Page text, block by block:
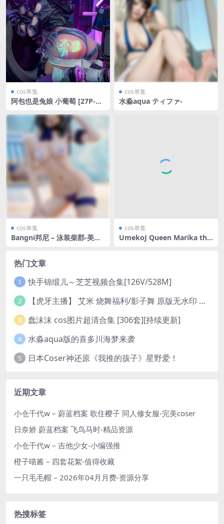
cos单集
阿包也是兔娘 小葡萄 [27P-48
cos单集
水淼aqua ティファ-
cos单集
Bangni邦尼 – 泳装柴郡-美女
cos单集
UmekoJ Queen Marika the
热门文章
1 快手锦缎儿～芝芝视频合集[126V/528M]
2 【虎牙主播】 艾米 烧舞福利/影子舞 原版无水印 （1v/130m）
3 蠢沫沫 cos图片超清合集 [306套][持续更新]
4 水淼aqua版的喜多川海梦来袭
5 日本Coser神还原《我推的孩子》星野爱！
近期文章
小仓千代w – 蔚蓝档案 歌住樱子 同人修女服-完美coser
日奈娇 蔚蓝档案 飞鸟马时-精品资源
小仓千代w – 吉他少女-小编强推
橙子喵酱 – 四套花絮-值得收藏
一只毛毛帽 – 2026年04月月费-资源分享
热搜标签